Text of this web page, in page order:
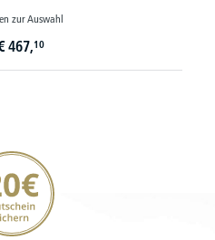
zur Auswahl
467,10
sichern